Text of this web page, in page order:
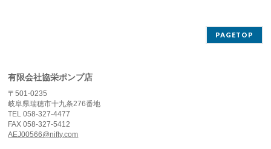
PAGETOP
有限会社協栄ポンプ店
〒501-0235
岐阜県瑞穂市十九条276番地
TEL 058-327-4477
FAX 058-327-5412
AEJ00566@nifty.com